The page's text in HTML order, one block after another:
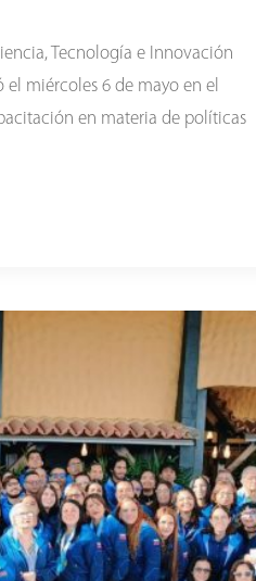
Tecnología e Innovación
miércoles 6 de mayo en el
en materia de políticas